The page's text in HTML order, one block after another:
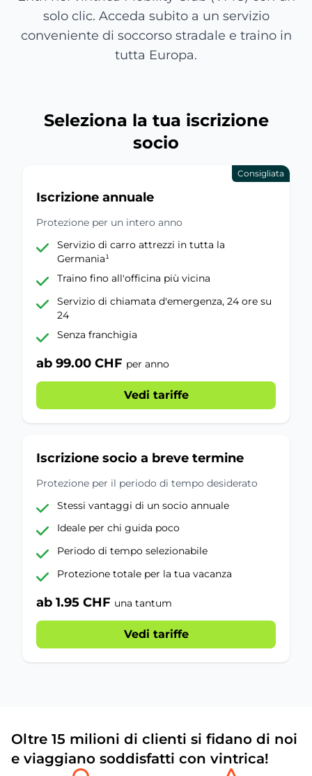
solo clic. Acceda subito a un servizio
conveniente di soccorso stradale e traino in
tutta Europa.
Seleziona la tua iscrizione
socio
Consigliata
Iscrizione annuale
Protezione per un intero anno
Servizio di carro attrezzi in tutta la
Germania¹
Traino fino all'officina più vicina
Servizio di chiamata d'emergenza, 24 ore su
24
Senza franchigia
ab 99.00 CHF per anno
Vedi tariffe
Iscrizione socio a breve termine
Protezione per il periodo di tempo desiderato
Stessi vantaggi di un socio annuale
Ideale per chi guida poco
Periodo di tempo selezionabile
Protezione totale per la tua vacanza
ab 1.95 CHF una tantum
Vedi tariffe
Oltre 15 milioni di clienti si fidano di noi
e viaggiano soddisfatti con vintrica!